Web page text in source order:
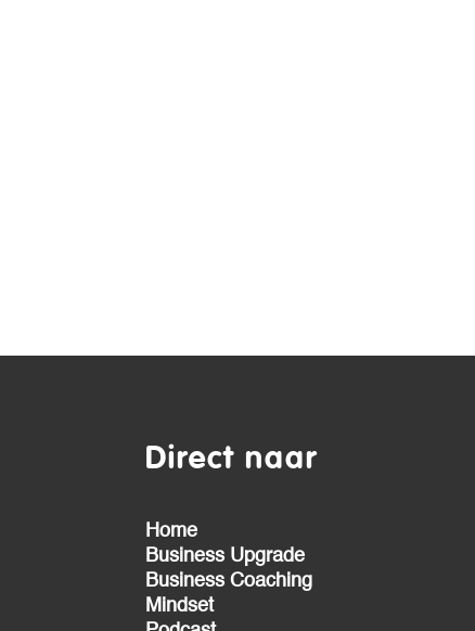
Direct naar
Home
Business Upgrade
Business Coaching
Mindset